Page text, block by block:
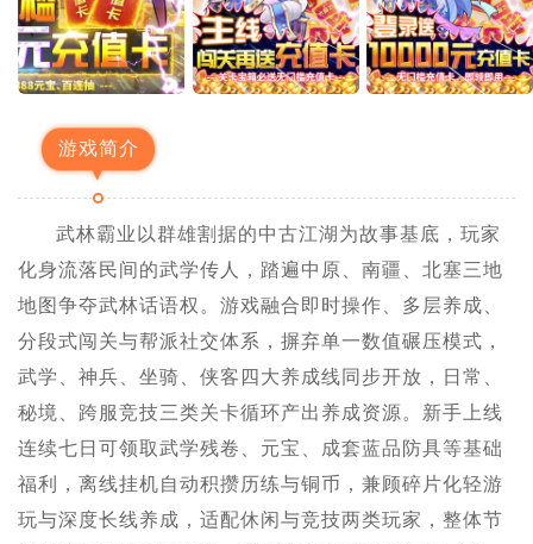
游戏简介
武林霸业以群雄割据的中古江湖为故事基底，玩家
化身流落民间的武学传人，踏遍中原、南疆、北塞三地
地图争夺武林话语权。游戏融合即时操作、多层养成、
分段式闯关与帮派社交体系，摒弃单一数值碾压模式，
武学、神兵、坐骑、侠客四大养成线同步开放，日常、
秘境、跨服竞技三类关卡循环产出养成资源。新手上线
连续七日可领取武学残卷、元宝、成套蓝品防具等基础
福利，离线挂机自动积攒历练与铜币，兼顾碎片化轻游
玩与深度长线养成，适配休闲与竞技两类玩家，整体节